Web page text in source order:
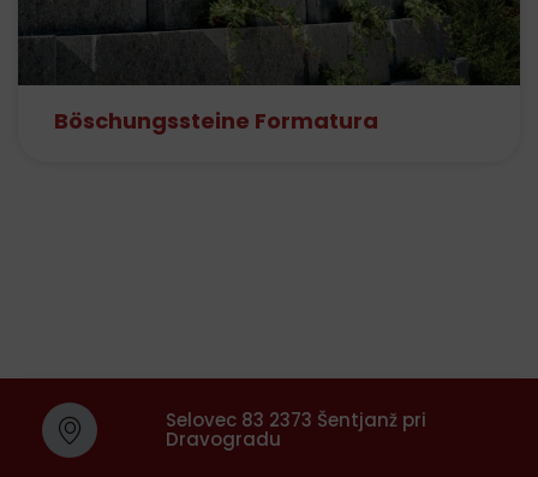
Böschungssteine Formatura
Selovec 83 2373 Šentjanž pri
Dravogradu